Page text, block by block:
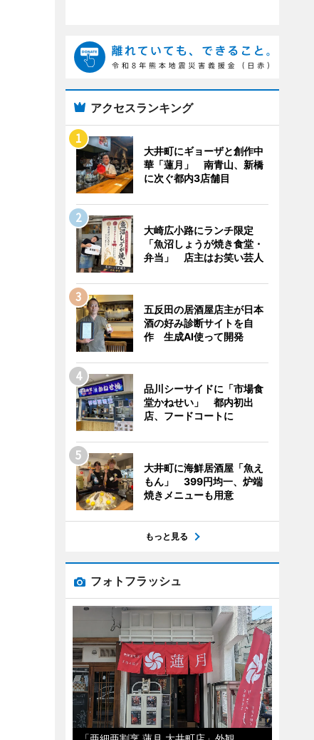
アクセスランキング
大井町にギョーザと創作中
華「蓮月」 南青山、新橋
に次ぐ都内3店舗目
大崎広小路にランチ限定
「魚沼しょうが焼き食堂・
弁当」 店主はお笑い芸人
五反田の居酒屋店主が日本
酒の好み診断サイトを自
作 生成AI使って開発
品川シーサイドに「市場食
堂かねせい」 都内初出
店、フードコートに
大井町に海鮮居酒屋「魚え
もん」 399円均一、炉端
焼きメニューも用意
もっと見る
フォトフラッシュ